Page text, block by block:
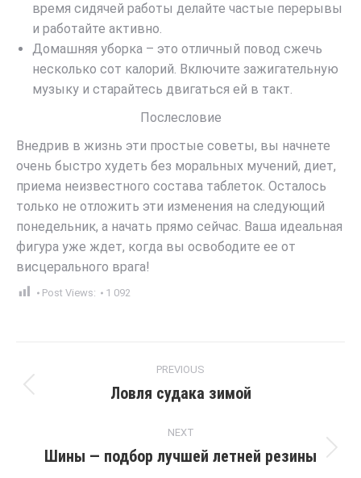
время сидячей работы делайте частые перерывы
и работайте активно.
Домашняя уборка – это отличный повод сжечь
несколько сот калорий. Включите зажигательную
музыку и старайтесь двигаться ей в такт.
Послесловие
Внедрив в жизнь эти простые советы, вы начнете
очень быстро худеть без моральных мучений, диет,
приема неизвестного состава таблеток. Осталось
только не отложить эти изменения на следующий
понедельник, а начать прямо сейчас. Ваша идеальная
фигура уже ждет, когда вы освободите ее от
висцерального врага!
Post Views: 1 092
navigation
PREVIOUS
Previous
Ловля судака зимой
NEXT
Next
Шины — подбор лучшей летней резины